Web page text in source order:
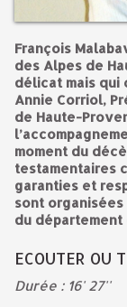
François Malabave recevait l’association crématiste
des Alpes de
délicat mais qui
Annie Corriol,
de Haute-
moment du
testamentaires
garanties et
sont
du département
ECOUTER OU
Durée : 16' 27''